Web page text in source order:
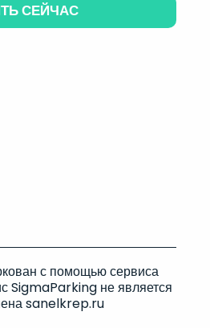
СЕЙЧАС
с помощью сервиса
SigmaParking не является
sanelkrep.ru